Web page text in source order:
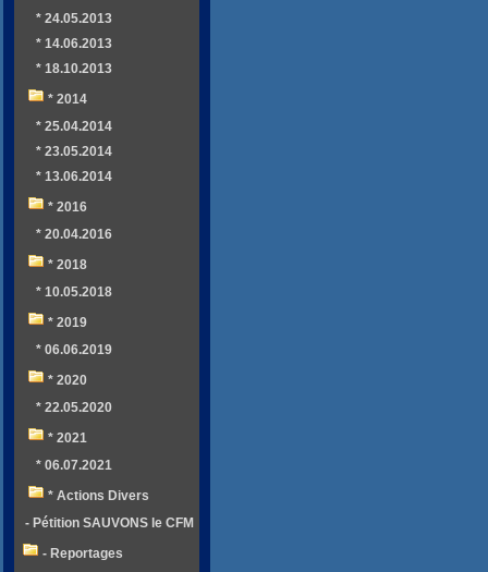
* 24.05.2013
* 14.06.2013
* 18.10.2013
* 2014
* 25.04.2014
* 23.05.2014
* 13.06.2014
* 2016
* 20.04.2016
* 2018
* 10.05.2018
* 2019
* 06.06.2019
* 2020
* 22.05.2020
* 2021
* 06.07.2021
* Actions Divers
- Pétition SAUVONS le CFM
- Reportages